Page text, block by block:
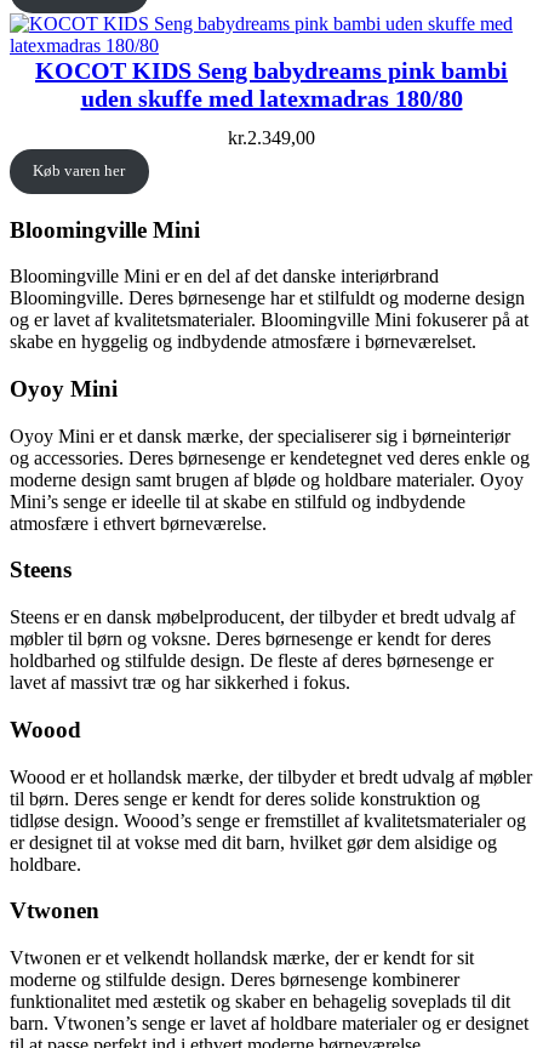
KOCOT KIDS Seng babydreams pink bambi
uden skuffe med latexmadras 180/80
kr.2.349,00
Køb varen her
Bloomingville Mini
Bloomingville Mini er en del af det danske interiørbrand
Bloomingville. Deres børnesenge har et stilfuldt og moderne design
og er lavet af kvalitetsmaterialer. Bloomingville Mini fokuserer på at
skabe en hyggelig og indbydende atmosfære i børneværelset.
Oyoy Mini
Oyoy Mini er et dansk mærke, der specialiserer sig i børneinteriør
og accessories. Deres børnesenge er kendetegnet ved deres enkle og
moderne design samt brugen af bløde og holdbare materialer. Oyoy
Mini’s senge er ideelle til at skabe en stilfuld og indbydende
atmosfære i ethvert børneværelse.
Steens
Steens er en dansk møbelproducent, der tilbyder et bredt udvalg af
møbler til børn og voksne. Deres børnesenge er kendt for deres
holdbarhed og stilfulde design. De fleste af deres børnesenge er
lavet af massivt træ og har sikkerhed i fokus.
Woood
Woood er et hollandsk mærke, der tilbyder et bredt udvalg af møbler
til børn. Deres senge er kendt for deres solide konstruktion og
tidløse design. Woood’s senge er fremstillet af kvalitetsmaterialer og
er designet til at vokse med dit barn, hvilket gør dem alsidige og
holdbare.
Vtwonen
Vtwonen er et velkendt hollandsk mærke, der er kendt for sit
moderne og stilfulde design. Deres børnesenge kombinerer
funktionalitet med æstetik og skaber en behagelig soveplads til dit
barn. Vtwonen’s senge er lavet af holdbare materialer og er designet